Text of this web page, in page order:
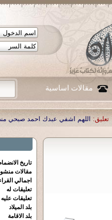
مقالات اساسية
احمد صبحي منصور|تعليق: ...
|تعليق:
تاريخ
مقالات
اجمالي
تعليقات له
تعليقات عليه
بلد الميلاد
بلد الاقامة